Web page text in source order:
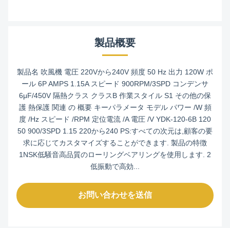
製品概要
製品名 吹風機 電圧 220Vから240V 頻度 50 Hz 出力 120W ポ
ール 6P AMPS 1.15A スピード 900RPM/3SPD コンデンサ
6μF/450V 隔熱クラス クラスB 作業スタイル S1 その他の保
護 熱保護 関連 の 概要 キーパラメータ モデル パワー /W 頻
度 /Hz スピード /RPM 定位電流 /A 電圧 /V YDK-120-6B 120
50 900/3SPD 1.15 220から240 PS:すべての次元は,顧客の要
求に応じてカスタマイズすることができます. 製品の特徴
1NSK低騒音高品質のローリングベアリングを使用します. 2
低振動で高効...
お問い合わせを送信